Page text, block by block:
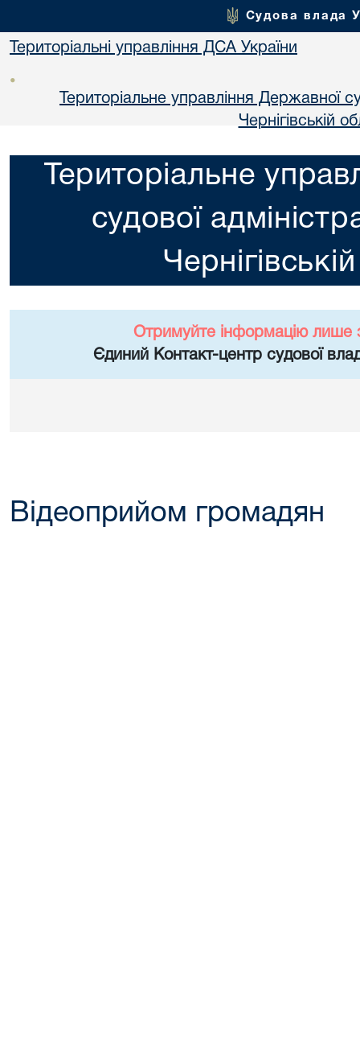
Судова влада
Територіальні управління ДСА України
•
Територіальне управління Державної
Чернiгiвській
Територіальне
судової
Отримуйте інформацію лише
Єдиний Контакт-центр судової
Відеоприйом громадян